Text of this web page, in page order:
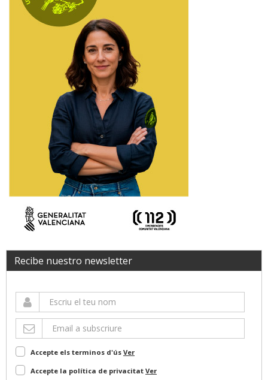
Recibe nuestro newsletter
Accepte els terminos d'ús Ver
Accepte la política de privacitat Ver